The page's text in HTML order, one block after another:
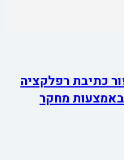
כתיבת רפלקציה
מחקר